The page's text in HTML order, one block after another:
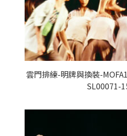
雲門排練-明牌與換裝-
SL00071-